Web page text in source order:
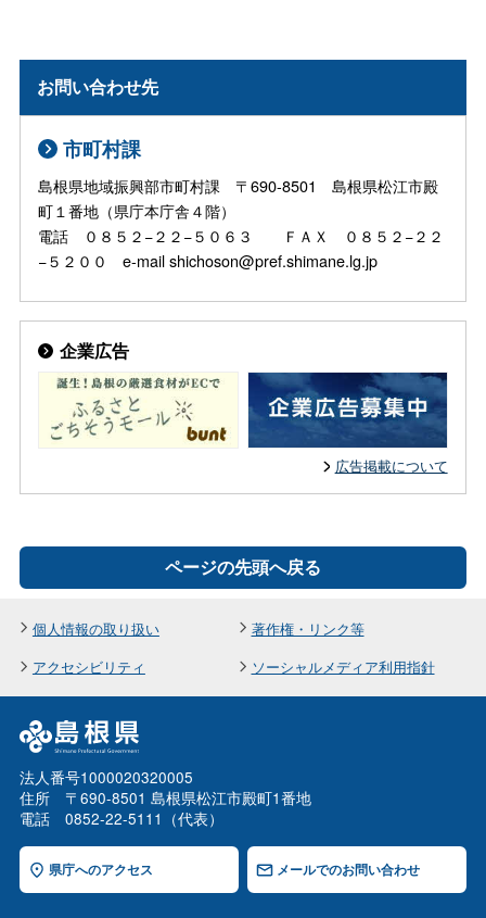
お問い合わせ先
市町村課
島根県地域振興部市町村課 〒690-8501 島根県松江市殿
町１番地（県庁本庁舎４階）
電話 ０８５２−２２−５０６３ ＦＡＸ ０８５２−２２
−５２００ e-mail shichoson@pref.shimane.lg.jp
企業広告
広告掲載について
ページの先頭へ戻る
個人情報の取り扱い
著作権・リンク等
アクセシビリティ
ソーシャルメディア利用指針
法人番号1000020320005
住所 〒690-8501 島根県松江市殿町1番地
電話 0852-22-5111（代表）
県庁へのアクセス メールでのお問い合わせ